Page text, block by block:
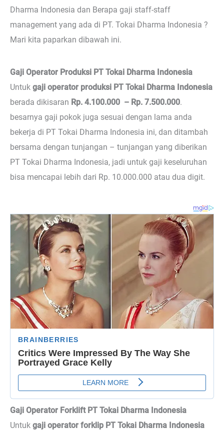
Dharma Indonesia dan Berapa gaji staff-staff
management yang ada di PT. Tokai Dharma Indonesia ?
Mari kita paparkan dibawah ini.
Gaji Operator Produksi PT Tokai Dharma Indonesia
Untuk gaji operator produksi PT Tokai Dharma Indonesia
berada dikisaran Rp. 4.100.000 – Rp. 7.500.000.
besarnya gaji pokok juga sesuai dengan lama anda
bekerja di PT Tokai Dharma Indonesia ini, dan ditambah
bersama dengan tunjangan – tunjangan yang diberikan
PT Tokai Dharma Indonesia, jadi untuk gaji keseluruhan
bisa mencapai lebih dari Rp. 10.000.000 atau dua digit.
Gaji Operator Forklift PT Tokai Dharma Indonesia
Untuk gaji operator forklip PT Tokai Dharma Indonesia